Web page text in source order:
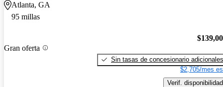
Atlanta, GA
95 millas
Gran oferta
Sin tasas de concesionario adicionales
$2,705/mes
Verif. disponibilidad